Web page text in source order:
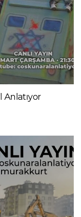
Anlatıyor